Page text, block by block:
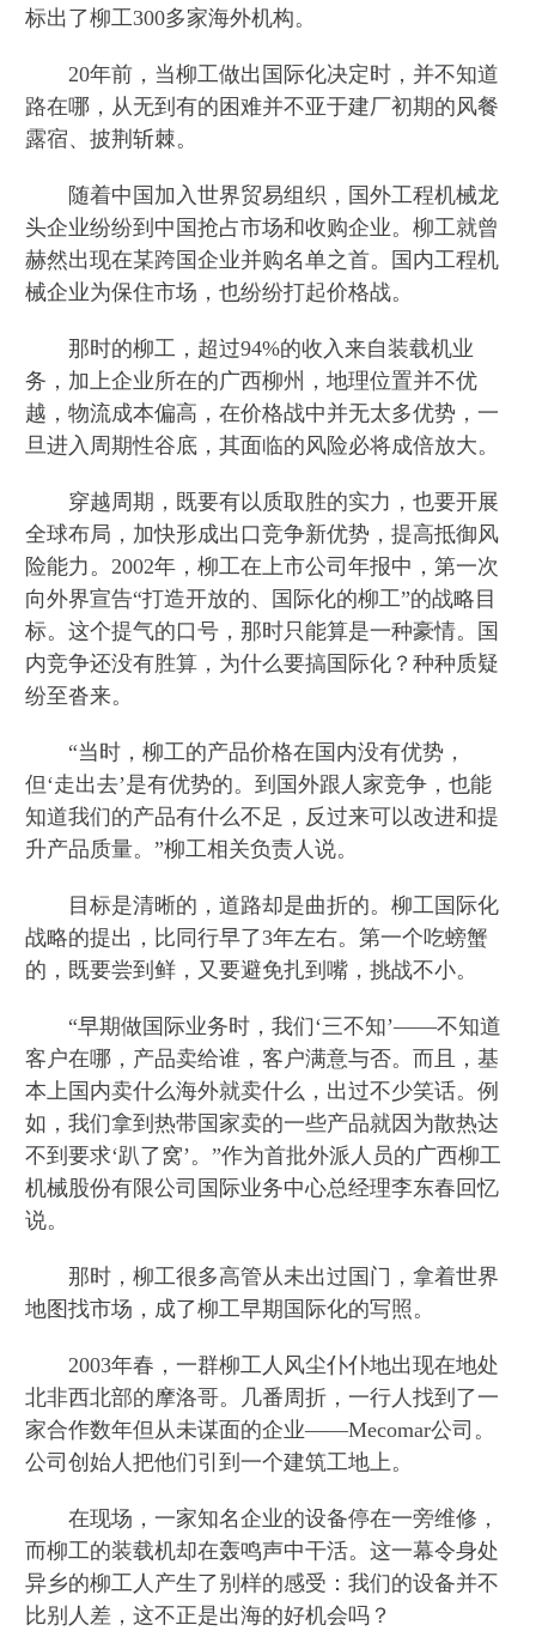
标出了柳工300多家海外机构。
20年前，当柳工做出国际化决定时，并不知道
路在哪，从无到有的困难并不亚于建厂初期的风餐
露宿、披荆斩棘。
随着中国加入世界贸易组织，国外工程机械龙
头企业纷纷到中国抢占市场和收购企业。柳工就曾
赫然出现在某跨国企业并购名单之首。国内工程机
械企业为保住市场，也纷纷打起价格战。
那时的柳工，超过94%的收入来自装载机业
务，加上企业所在的广西柳州，地理位置并不优
越，物流成本偏高，在价格战中并无太多优势，一
旦进入周期性谷底，其面临的风险必将成倍放大。
穿越周期，既要有以质取胜的实力，也要开展
全球布局，加快形成出口竞争新优势，提高抵御风
险能力。2002年，柳工在上市公司年报中，第一次
向外界宣告“打造开放的、国际化的柳工”的战略目
标。这个提气的口号，那时只能算是一种豪情。国
内竞争还没有胜算，为什么要搞国际化？种种质疑
纷至沓来。
“当时，柳工的产品价格在国内没有优势，
但‘走出去’是有优势的。到国外跟人家竞争，也能
知道我们的产品有什么不足，反过来可以改进和提
升产品质量。”柳工相关负责人说。
目标是清晰的，道路却是曲折的。柳工国际化
战略的提出，比同行早了3年左右。第一个吃螃蟹
的，既要尝到鲜，又要避免扎到嘴，挑战不小。
“早期做国际业务时，我们‘三不知’——不知道
客户在哪，产品卖给谁，客户满意与否。而且，基
本上国内卖什么海外就卖什么，出过不少笑话。例
如，我们拿到热带国家卖的一些产品就因为散热达
不到要求‘趴了窝’。”作为首批外派人员的广西柳工
机械股份有限公司国际业务中心总经理李东春回忆
说。
那时，柳工很多高管从未出过国门，拿着世界
地图找市场，成了柳工早期国际化的写照。
2003年春，一群柳工人风尘仆仆地出现在地处
北非西北部的摩洛哥。几番周折，一行人找到了一
家合作数年但从未谋面的企业——Mecomar公司。
公司创始人把他们引到一个建筑工地上。
在现场，一家知名企业的设备停在一旁维修，
而柳工的装载机却在轰鸣声中干活。这一幕令身处
异乡的柳工人产生了别样的感受：我们的设备并不
比别人差，这不正是出海的好机会吗？